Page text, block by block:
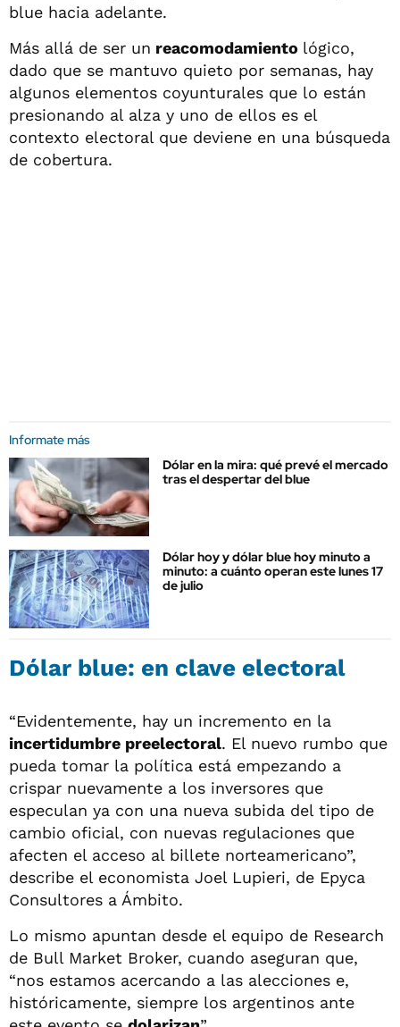
blue hacia adelante.
Más allá de ser un reacomodamiento lógico,
dado que se mantuvo quieto por semanas, hay
algunos elementos coyunturales que lo están
presionando al alza y uno de ellos es el
contexto electoral que deviene en una búsqueda
de cobertura.
Informate más
Dólar en la mira: qué prevé el mercado
tras el despertar del blue
Dólar hoy y dólar blue hoy minuto a
minuto: a cuánto operan este lunes 17
de julio
Dólar blue: en clave electoral
“Evidentemente, hay un incremento en la
incertidumbre preelectoral. El nuevo rumbo que
pueda tomar la política está empezando a
crispar nuevamente a los inversores que
especulan ya con una nueva subida del tipo de
cambio oficial, con nuevas regulaciones que
afecten el acceso al billete norteamericano”,
describe el economista Joel Lupieri, de Epyca
Consultores a Ámbito.
Lo mismo apuntan desde el equipo de Research
de Bull Market Broker, cuando aseguran que,
“nos estamos acercando a las alecciones e,
históricamente, siempre los argentinos ante